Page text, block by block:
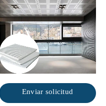
Enviar solicitud